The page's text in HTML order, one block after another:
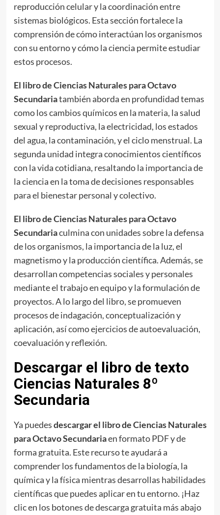
reproducción celular y la coordinación entre
sistemas biológicos. Esta sección fortalece la
comprensión de cómo interactúan los organismos
con su entorno y cómo la ciencia permite estudiar
estos procesos.
El libro de Ciencias Naturales para Octavo
Secundariatambién aborda en profundidad temas
como los cambios químicos en la materia, la salud
sexual y reproductiva, la electricidad, los estados
del agua, la contaminación, y el ciclo menstrual. La
segunda unidad integra conocimientos científicos
con la vida cotidiana, resaltando la importancia de
la ciencia en la toma de decisiones responsables
para el bienestar personal y colectivo.
El libro de Ciencias Naturales para Octavo
Secundariaculmina con unidades sobre la defensa
de los organismos, la importancia de la luz, el
magnetismo y la producción científica. Además, se
desarrollan competencias sociales y personales
mediante el trabajo en equipo y la formulación de
proyectos. A lo largo del libro, se promueven
procesos de indagación, conceptualización y
aplicación, así como ejercicios de autoevaluación,
coevaluación y reflexión.
Descargar el libro de texto
Ciencias Naturales 8º
Secundaria
Ya puedesdescargar el libro de Ciencias Naturales
para Octavo Secundariaen formato PDF y de
forma gratuita. Este recurso te ayudará a
comprender los fundamentos de la biología, la
química y la física mientras desarrollas habilidades
científicas que puedes aplicar en tu entorno. ¡Haz
clic en los botones de descarga gratuita más abajo